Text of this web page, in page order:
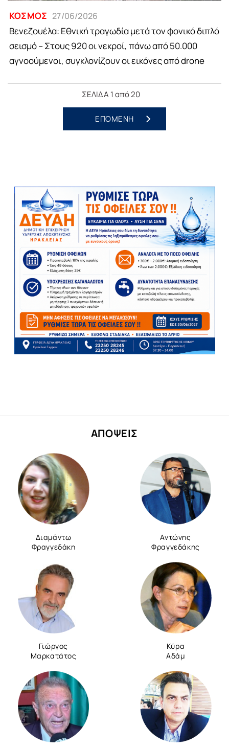
ΚΟΣΜΟΣ 27/06/2026
Βενεζουέλα: Εθνική τραγωδία μετά τον φονικό διπλό
σεισμό – Στους 920 οι νεκροί, πάνω από 50.000
αγνοούμενοι, συγκλονίζουν οι εικόνες από drone
ΣΕΛΙΔΑ 1 από 20
ΕΠΟΜΕΝΗ
ΑΠΟΨΕΙΣ
Διαμάντω
Φραγγεδάκη
Αντώνης
Φραγγεδάκης
Γιώργος
Μαρκατάτος
Κύρα
Αδάμ